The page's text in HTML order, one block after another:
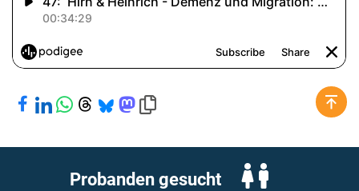
Bei Facebook teilen
Bei LinkedIn teilen
Bei WhatsApp teilen
Bei Threads teilen
Bei Bluesky teilen
Bei Mastodon teilen
Link in die Zwischenablage kopieren
Probanden gesucht